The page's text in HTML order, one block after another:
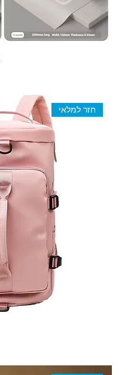
חזר למלאי